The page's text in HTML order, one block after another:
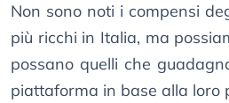
Non sono noti i compensi
più ricchi in Italia, ma
possano quelli che
piattaforma in base alla loro